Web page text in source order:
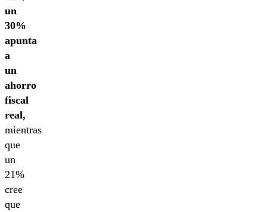
un
30%
apunta
a
un
ahorro
fiscal
real,
mientras
que
un
21%
cree
que